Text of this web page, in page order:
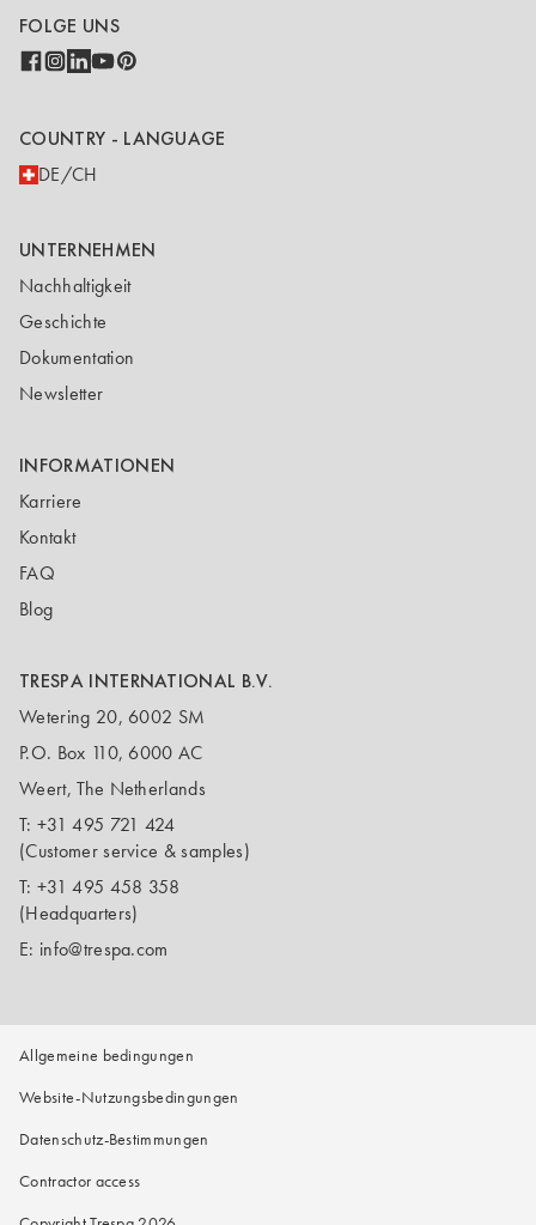
FOLGE UNS
COUNTRY - LANGUAGE
DE/CH
UNTERNEHMEN
Nachhaltigkeit
Geschichte
Dokumentation
Newsletter
INFORMATIONEN
Karriere
Kontakt
FAQ
Blog
TRESPA INTERNATIONAL B.V.
Wetering 20, 6002 SM
P.O. Box 110, 6000 AC
Weert, The Netherlands
T: +31 495 721 424
(Customer service & samples)
T: +31 495 458 358
(Headquarters)
E: info@trespa.com
Allgemeine bedingungen
Website-Nutzungsbedingungen
Datenschutz-Bestimmungen
Contractor access